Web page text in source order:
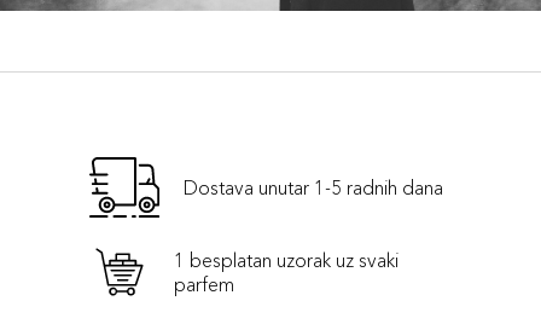
Dostava unutar 1-5 radnih dana
1 besplatan uzorak uz svaki
parfem